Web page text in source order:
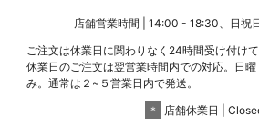
店舗営業時間 | 14:00 - 18:30、日祝
ご注文は休業日に関わりなく24時間受け付け
休業日のご注文は翌営業時間内での対応。日
み。通常は２~５営業日内で発送。
＊
店舗休業日 |